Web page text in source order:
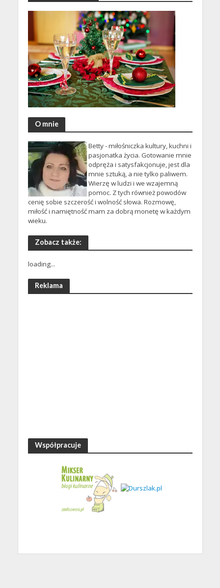
O mnie
Betty - miłośniczka kultury, kuchni i
pasjonatka życia. Gotowanie mnie
odpręża i satysfakcjonuje, jest dla
mnie sztuką, a nie tylko paliwem.
Wierzę w ludzi i we wzajemną
pomoc. Z tych również powodów
cenię sobie szczerość i wolność słowa. Rozmowę,
miłość i namiętność mam za dobrą monetę w każdym
wieku.
Zobacz także:
loading...
Reklama
Współpracuje